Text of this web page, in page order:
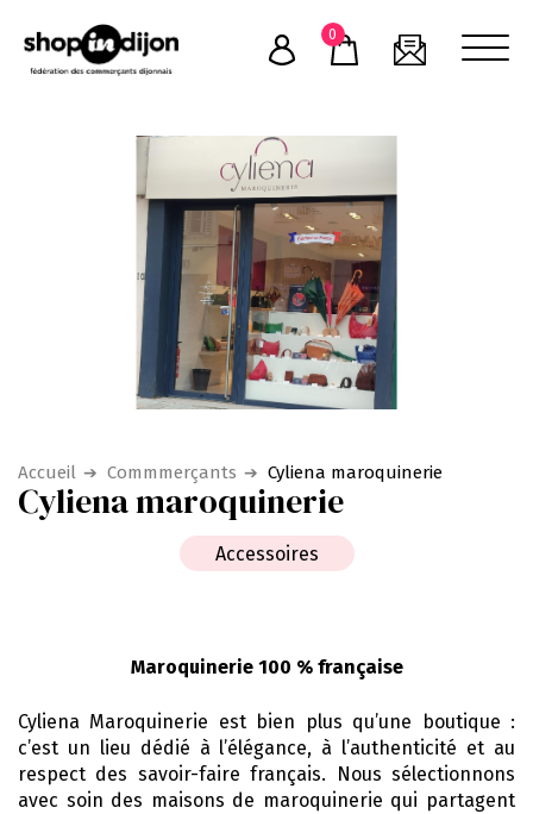
content
0
Accueil Commmerçants Cyliena maroquinerie
Cyliena maroquinerie
Accessoires
Maroquinerie 100 % française
Cyliena Maroquinerie est bien plus qu’une boutique :
c’est un lieu dédié à l’élégance, à l’authenticité et au
respect des savoir-faire français. Nous sélectionnons
avec soin des maisons de maroquinerie qui partagent